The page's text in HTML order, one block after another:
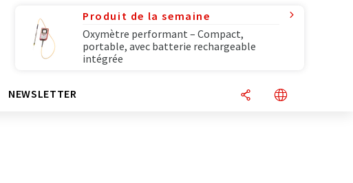
Produit de la semaine
Oxymètre performant – Compact,
portable, avec batterie rechargeable
intégrée
NEWSLETTER